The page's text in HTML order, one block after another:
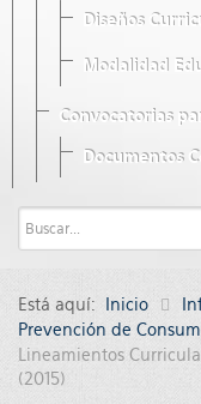
Diseños
Modalidad
Convocatorias
Documentos
Está aquí: Inicio
Prevención de
Lineamientos
(2015)